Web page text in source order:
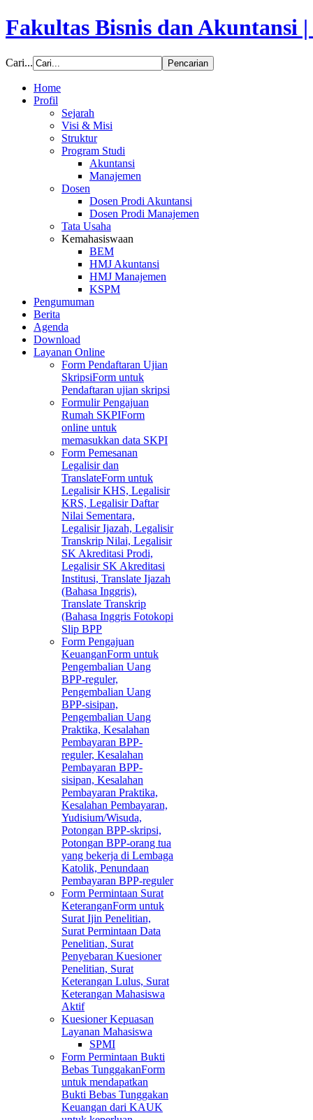
Fakultas Bisnis dan Akuntansi
Cari...
Home
Profil
Sejarah
Visi & Misi
Struktur
Program Studi
Akuntansi
Manajemen
Dosen
Dosen Prodi Akuntansi
Dosen Prodi Manajemen
Tata Usaha
Kemahasiswaan
BEM
HMJ Akuntansi
HMJ Manajemen
KSPM
Pengumuman
Berita
Agenda
Download
Layanan Online
Form Pendaftaran Ujian
SkripsiForm untuk
Pendaftaran ujian skripsi
Formulir Pengajuan
Rumah SKPIForm
online untuk
memasukkan data SKPI
Form Pemesanan
Legalisir dan
TranslateForm untuk
Legalisir KHS, Legalisir
KRS, Legalisir Daftar
Nilai Sementara,
Legalisir Ijazah, Legalisir
Transkrip Nilai, Legalisir
SK Akreditasi Prodi,
Legalisir SK Akreditasi
Institusi, Translate Ijazah
(Bahasa Inggris),
Translate Transkrip
(Bahasa Inggris Fotokopi
Slip BPP
Form Pengajuan
KeuanganForm untuk
Pengembalian Uang
BPP-reguler,
Pengembalian Uang
BPP-sisipan,
Pengembalian Uang
Praktika, Kesalahan
Pembayaran BPP-
reguler, Kesalahan
Pembayaran BPP-
sisipan, Kesalahan
Pembayaran Praktika,
Kesalahan Pembayaran,
Yudisium/Wisuda,
Potongan BPP-skripsi,
Potongan BPP-orang tua
yang bekerja di Lembaga
Katolik, Penundaan
Pembayaran BPP-reguler
Form Permintaan Surat
KeteranganForm untuk
Surat Ijin Penelitian,
Surat Permintaan Data
Penelitian, Surat
Penyebaran Kuesioner
Penelitian, Surat
Keterangan Lulus, Surat
Keterangan Mahasiswa
Aktif
Kuesioner Kepuasan
Layanan Mahasiswa
SPMI
Form Permintaan Bukti
Bebas TunggakanForm
untuk mendapatkan
Bukti Bebas Tunggakan
Keuangan dari KAUK